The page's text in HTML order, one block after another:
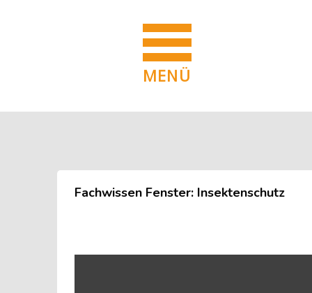
MENÜ
Blöcke
Fachwissen Fenster: Insektenschutz